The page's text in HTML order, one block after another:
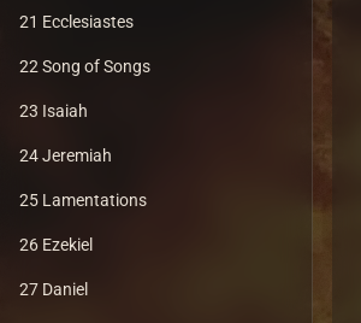
21 Ecclesiastes
22 Song of Songs
23 Isaiah
24 Jeremiah
25 Lamentations
26 Ezekiel
27 Daniel